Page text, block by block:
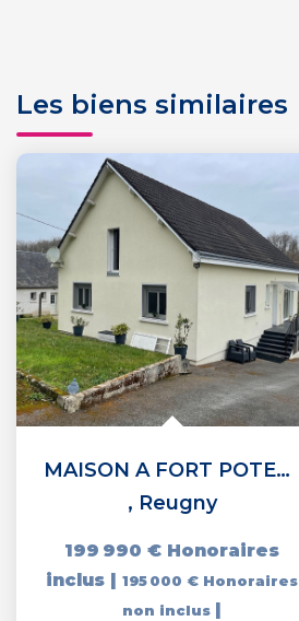
Les biens similaires
MAISON A FORT POTENTIEL D'AGRANDISSEMENT A REUGNY
, Reugny
199 990 € Honoraires
inclus | 195 000 € Honoraires
non inclus |